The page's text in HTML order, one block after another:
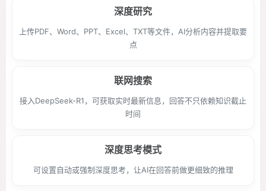
深度研究
上传PDF、Word、PPT、Excel、TXT等文件，AI分析内容并提取要
点
联网搜索
接入DeepSeek-R1，可获取实时最新信息，回答不只依赖知识截止
时间
深度思考模式
可设置自动或强制深度思考，让AI在回答前做更细致的推理